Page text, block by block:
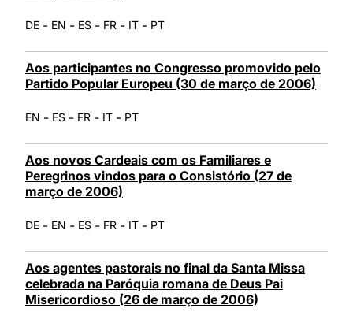
DE - EN - ES - FR - IT - PT
Aos participantes no Congresso promovido pelo
Partido Popular Europeu (30 de março de 2006)
EN - ES - FR - IT - PT
Aos novos Cardeais com os Familiares e
Peregrinos vindos para o Consistório (27 de
março de 2006)
DE - EN - ES - FR - IT - PT
Aos agentes pastorais no final da Santa Missa
celebrada na Paróquia romana de Deus Pai
Misericordioso (26 de março de 2006)